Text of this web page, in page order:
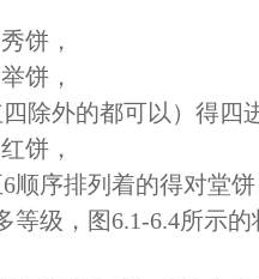
饼，
饼，
除外的都可以）得四
饼，
顺序排列着的得对堂
等级，图6.1-6.4所示